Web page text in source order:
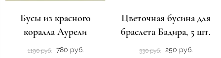
Бусы из красного
коралла Аурели
1190 руб. 780 руб.
Цветочная бусина для
браслета Бадира, 5 шт.
330 руб. 250 руб.